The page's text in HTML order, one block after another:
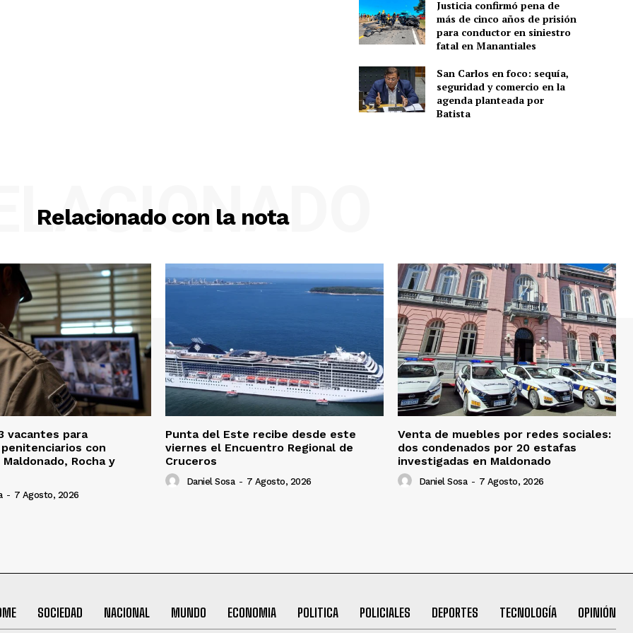
Justicia confirmó pena de
más de cinco años de prisión
para conductor en siniestro
fatal en Manantiales
San Carlos en foco: sequía,
seguridad y comercio en la
agenda planteada por
Batista
Relacionado con la nota
vacantes para
con
Rocha y
- 7 Agosto, 2026
Punta del Este recibe desde este
viernes el Encuentro Regional de
Cruceros
Daniel Sosa - 7 Agosto, 2026
Venta de muebles por redes sociales:
dos condenados por 20 estafas
investigadas en Maldonado
Daniel Sosa - 7 Agosto, 2026
SOCIEDAD NACIONAL MUNDO ECONOMIA POLITICA POLICIALES DEPORTES TECNOLOGÍA OPINIÓN